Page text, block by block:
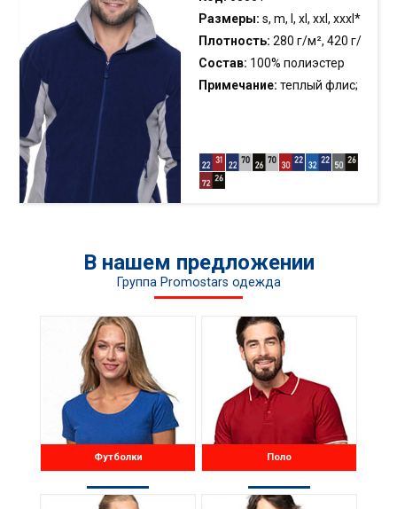
Размеры: s, m, l, xl, xxl, xxxl*
Плотность: 280 г/м², 420 г/
м
Состав: 100% полиэстер
Примечание: теплый флис;
на молниях; регулируемая
нижняя часть; анти-пиллинг
В нашем предложении
Группа Promostars одежда
Футболки Поло